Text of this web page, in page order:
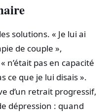
solutions. « Je lui ai
de couple »,
n’était pas en capacité
ce que je lui disais ».
d’un retrait progressif,
dépression : quand